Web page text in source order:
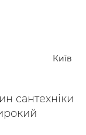
Київ
сантехніки